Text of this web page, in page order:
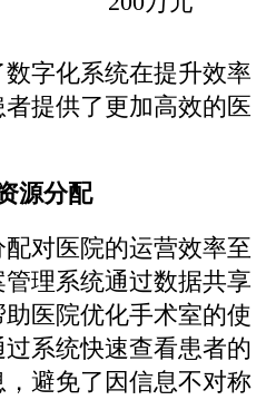
字化系统在提升效率
提供了更加高效的医
源分配
对医院的运营效率至
理系统通过数据共享
医院优化手术室的使
系统快速查看患者的
避免了因信息不对称